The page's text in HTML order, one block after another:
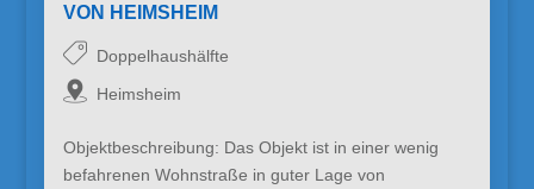
VON HEIMSHEIM
Doppelhaushälfte
Heimsheim
Objektbeschreibung: Das Objekt ist in einer wenig
befahrenen Wohnstraße in guter Lage von